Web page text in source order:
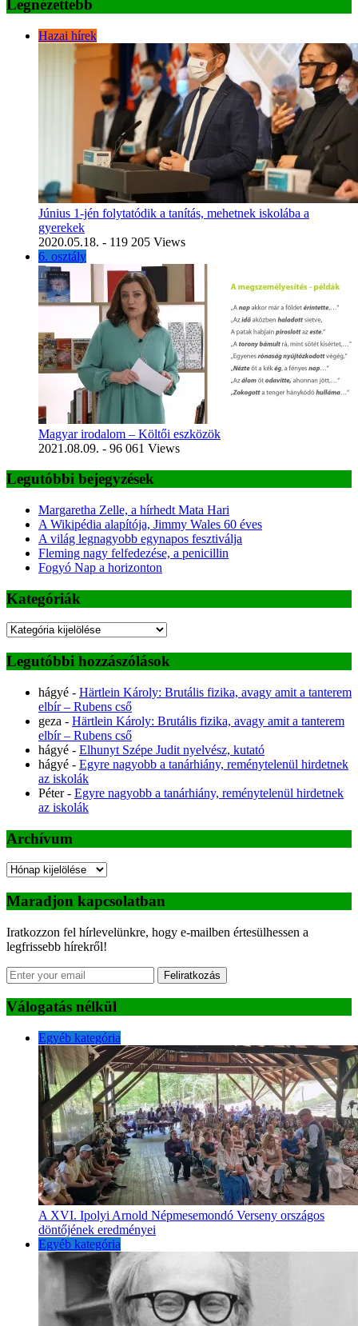
Legnézettebb
Hazai hírek
Június 1-jén folytatódik a tanítás, mehetnek iskolába a
gyerekek
2020.05.18. - 119 205 Views
6. osztály
Magyar irodalom – Költői eszközök
2021.08.09. - 96 061 Views
Legutóbbi bejegyzések
Margaretha Zelle, a hírhedt Mata Hari
A Wikipédia alapítója, Jimmy Wales 60 éves
A világ legnagyobb egynapos fesztiválja
Fleming nagy felfedezése, a penicillin
Fogyó Nap a horizonton
Kategóriák
Kategóriák
Legutóbbi hozzászólások
hágyé - Härtlein Károly: Brutális fizika, avagy amit a tanterem
elbír – Rubens cső
geza - Härtlein Károly: Brutális fizika, avagy amit a tanterem
elbír – Rubens cső
hágyé - Elhunyt Szépe Judit nyelvész, kutató
hágyé - Egyre nagyobb a tanárhiány, reménytelenül hirdetnek
az iskolák
Péter- Egyre nagyobb a tanárhiány, reménytelenül hirdetnek
az iskolák
Archívum
Archívum
Maradjon kapcsolatban
Iratkozzon fel hírlevelünkre, hogy e-mailben értesülhessen a
legfrissebb hírekről!
Feliratkozás
Válogatás nélkül
Egyéb kategória
A XVI. Ipolyi Arnold Népmesemondó Verseny országos
döntőjének eredményei
Egyéb kategória